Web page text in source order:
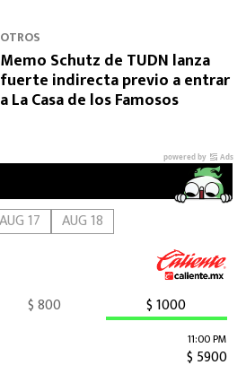
OTROS
Memo Schutz de TUDN lanza
fuerte indirecta previo a entrar
a La Casa de los Famosos